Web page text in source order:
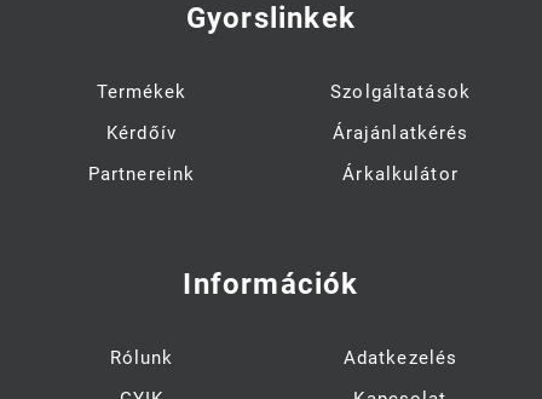
Gyorslinkek
Termékek
Kérdőív
Partnereink
Szolgáltatások
Árajánlatkérés
Árkalkulátor
Információk
Rólunk
Adatkezelés